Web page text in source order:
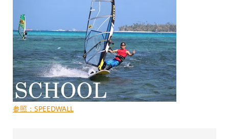
参照：SPEEDWALL